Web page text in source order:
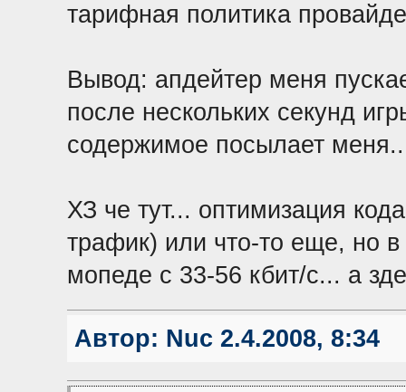
тарифная политика
Вывод: апдейтер меня
после нескольких секунд
содержимое посылает
ХЗ че тут... оптимизация
трафик) или что-то еще, но
мопеде с 33-56 кбит/с... а
Автор: Nuc 2.4.2008, 8:34